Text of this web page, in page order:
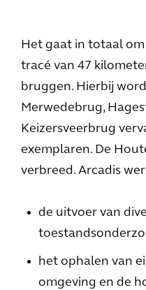
Het gaat in totaal
tracé van 47
bruggen. Hierbij
Merwedebrug,
Keizersveerbrug
exemplaren. De
verbreed. Arcadis
de uitvoer van
het ophalen van
omgeving en de